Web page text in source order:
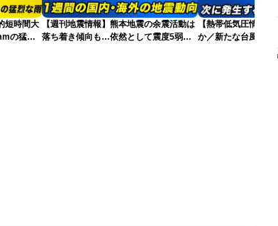
短時間大
の猛烈
【週刊地震情報】熊本地震の余震活動は
落ち着き傾向も…依然として震度5弱警
【熱帯低気圧情報
か／新たな台風発生
本への影響は？(9日